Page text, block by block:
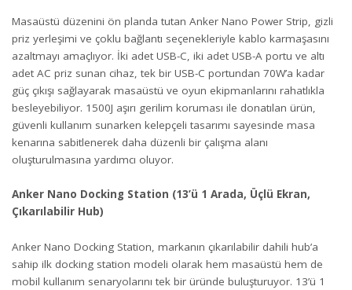
Masaüstü düzenini ön planda tutan Anker Nano Power Strip, gizli
priz yerleşimi ve çoklu bağlantı seçenekleriyle kablo karmaşasını
azaltmayı amaçlıyor. İki adet USB-C, iki adet USB-A portu ve altı
adet AC priz sunan cihaz, tek bir USB-C portundan 70W’a kadar
güç çıkışı sağlayarak masaüstü ve oyun ekipmanlarını rahatlıkla
besleyebiliyor. 1500J aşırı gerilim koruması ile donatılan ürün,
güvenli kullanım sunarken kelepçeli tasarımı sayesinde masa
kenarına sabitlenerek daha düzenli bir çalışma alanı
oluşturulmasına yardımcı oluyor.
Anker Nano Docking Station (13’ü 1 Arada, Üçlü Ekran,
Çıkarılabilir Hub)
Anker Nano Docking Station, markanın çıkarılabilir dahili hub’a
sahip ilk docking station modeli olarak hem masaüstü hem de
mobil kullanım senaryolarını tek bir üründe buluşturuyor. 13’ü 1